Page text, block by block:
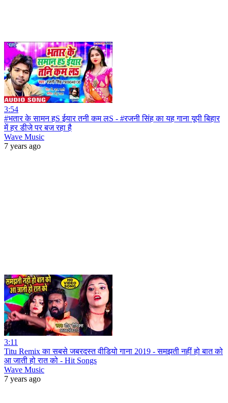
3:54
#भतार के सामन हS ईयार तनी कम लS - #रजनी सिंह का यह गाना यूपी बिहार
में हर डीजे पर बज रहा है
Wave Music
7 years ago
3:11
Titu Remix का सबसे जबरदस्त वीडियो गाना 2019 - समझती नहीं हो बात को
आ जाती हो रात को - Hit Songs
Wave Music
7 years ago